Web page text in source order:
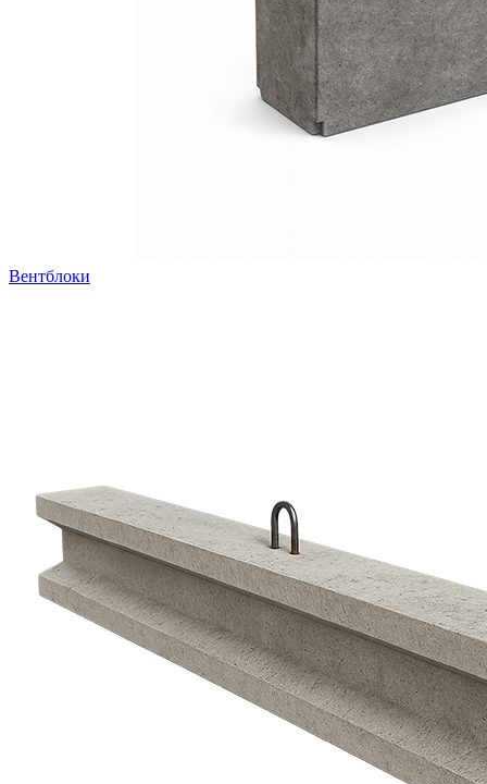
Вентблоки